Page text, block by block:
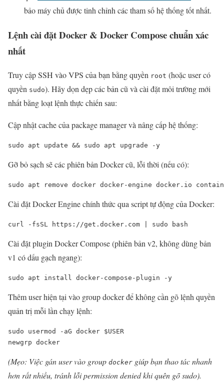
bảo máy chủ được tinh chỉnh các tham số hệ thống tốt nhất.
Lệnh cài đặt Docker & Docker Compose chuẩn xác
nhất
Truy cập SSH vào VPS của bạn bằng quyền root (hoặc user có
quyền sudo). Hãy dọn dẹp các bản cũ và cài đặt môi trường mới
nhất bằng loạt lệnh thực chiến sau:
Cập nhật cache của package manager và nâng cấp hệ thống:
sudo apt update && sudo apt upgrade -y
Gỡ bỏ sạch sẽ các phiên bản Docker cũ, lỗi thời (nếu có):
sudo apt remove docker docker-engine docker.io
Cài đặt Docker Engine chính thức qua script tự động của Docker:
curl -fsSL https://get.docker.com | sudo bash
Cài đặt plugin Docker Compose (phiên bản v2, không dùng bản
v1 có dấu gạch ngang):
sudo apt install docker-compose-plugin -y
Thêm user hiện tại vào group docker để không cần gõ lệnh quyền
quản trị mỗi lần chạy lệnh:
sudo usermod -aG docker $USER
newgrp docker
(Mẹo: Việc gán user vào group docker giúp bạn thao tác nhanh
hơn rất nhiều, tránh lỗi permission denied khi quên gõ sudo).